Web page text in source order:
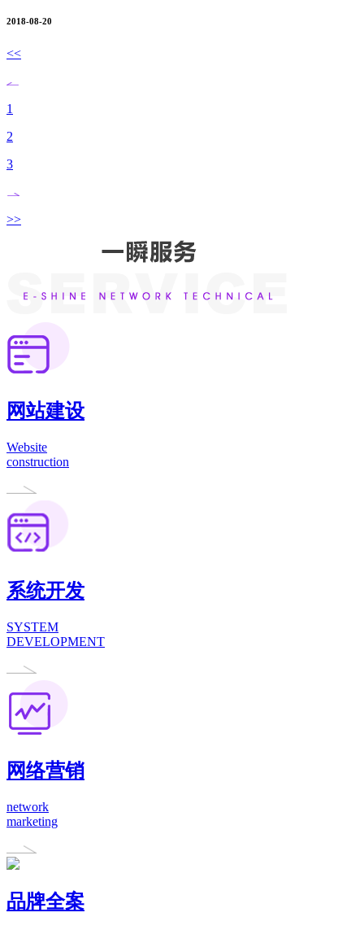
2018-08-20
<<
1
2
3
>>
网站建设
Website
construction
系统开发
SYSTEM
DEVELOPMENT
网络营销
network
marketing
品牌全案